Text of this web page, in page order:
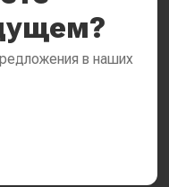
в наших